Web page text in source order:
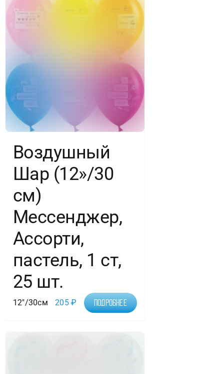
Воздушный
Шар (12»/30
см)
Мессенджер,
Ассорти,
пастель, 1 ст,
25 шт.
12"/30см 205₽ Подробнее